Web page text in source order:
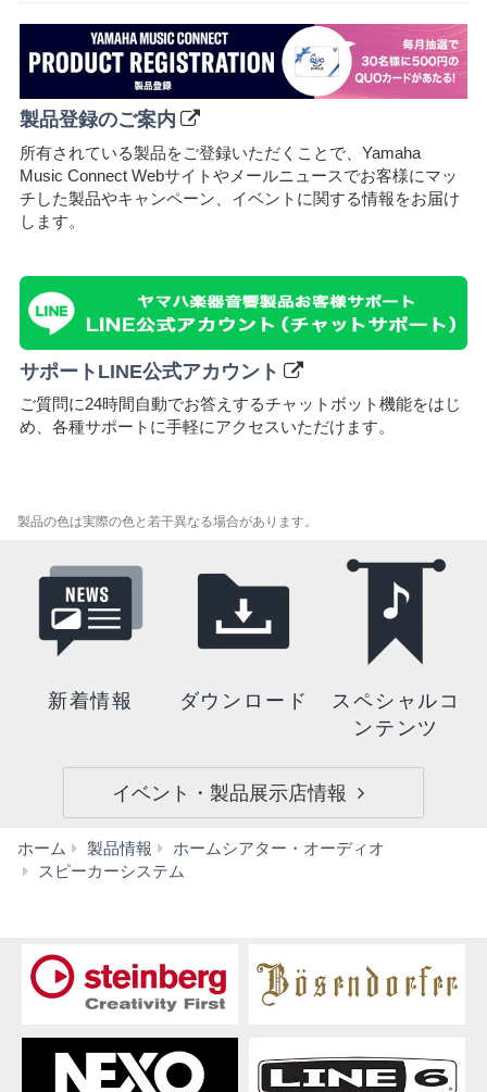
製品登録のご案内
所有されている製品をご登録いただくことで、Yamaha
Music Connect Webサイトやメールニュースでお客様にマッ
チした製品やキャンペーン、イベントに関する情報をお届け
します。
サポートLINE公式アカウント
ご質問に24時間自動でお答えするチャットボット機能をはじ
め、各種サポートに⼿軽にアクセスいただけます。
製品の色は実際の色と若干異なる場合があります。
新着情報 ダウンロード
スペシャルコ
ンテンツ
イベント・製品展示店情報
ホーム 製品情報
ホームシアター・オーディオ
スピーカーシステム